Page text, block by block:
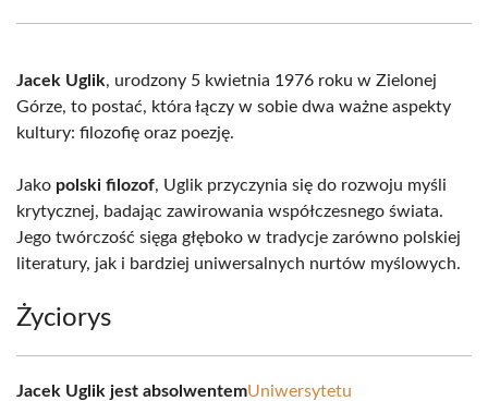
(Twitter)
Jacek Uglik, urodzony 5 kwietnia 1976 roku w Zielonej
Górze, to postać, która łączy w sobie dwa ważne aspekty
kultury: filozofię oraz poezję.
Jako polski filozof, Uglik przyczynia się do rozwoju myśli
krytycznej, badając zawirowania współczesnego świata.
Jego twórczość sięga głęboko w tradycje zarówno polskiej
literatury, jak i bardziej uniwersalnych nurtów myślowych.
Życiorys
Jacek Uglik jest absolwentemUniwersytetu